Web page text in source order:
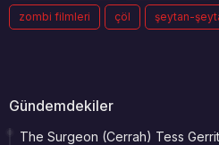
zombi filmleri çöl şeytan-
Gündemdekiler
The Surgeon (Cerrah) Tess